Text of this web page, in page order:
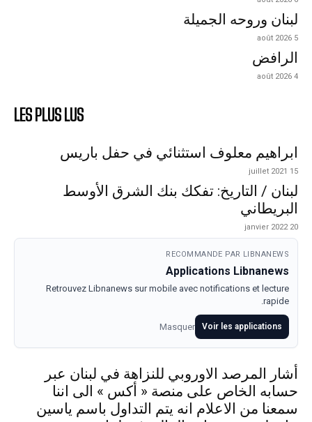
لبنان وروحه الجميلة
5 août 2026
الرافض
4 août 2026
LES PLUS LUS
ابراهيم معلوف استثنائي في حفل باريس
15 juillet 2021
لبنان / التاريخ: تفكك بنك الشرق الأوسط
البريطاني
20 janvier 2022
RECOMMANDE PAR LIBNANEWS
Applications Libnanews
Retrouvez Libnanews sur mobile avec notifications et lecture
rapide.
Voir les applications
Masquer
أشار المرصد الاوروبي للنزاهة في لبنان عبر
حسابه الخاص على منصة « أكس » الى اننا
سمعنا من الاعلام انه يتم التداول باسم ياسين